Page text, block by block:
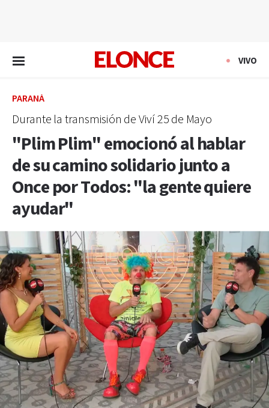
VIVO
PARANÁ
Durante la transmisión de Viví 25 de Mayo
"Plim Plim" emocionó al hablar
de su camino solidario junto a
Once por Todos: "la gente quiere
ayudar"